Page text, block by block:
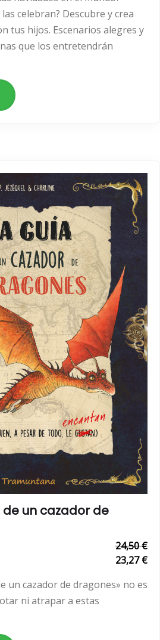
celebran? Descubre y crea
tus hijos. Escenarios alegres y
que los entretendrán
un cazador de
24,50 €
23,27 €
un cazador de dragones» no es
ni atrapar a estas